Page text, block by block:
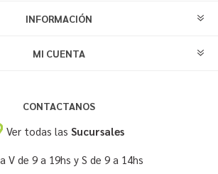
INFORMACIÓN
MI CUENTA
CONTACTANOS
Ver todas las Sucursales
V de 9 a 19hs y S de 9 a 14hs